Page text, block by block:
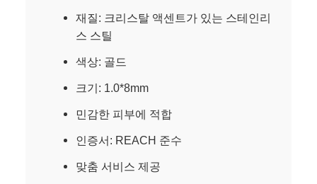
재질: 크리스탈 액센트가 있는 스테인리
스 스틸
색상: 골드
크기: 1.0*8mm
민감한 피부에 적합
인증서: REACH 준수
맞춤 서비스 제공